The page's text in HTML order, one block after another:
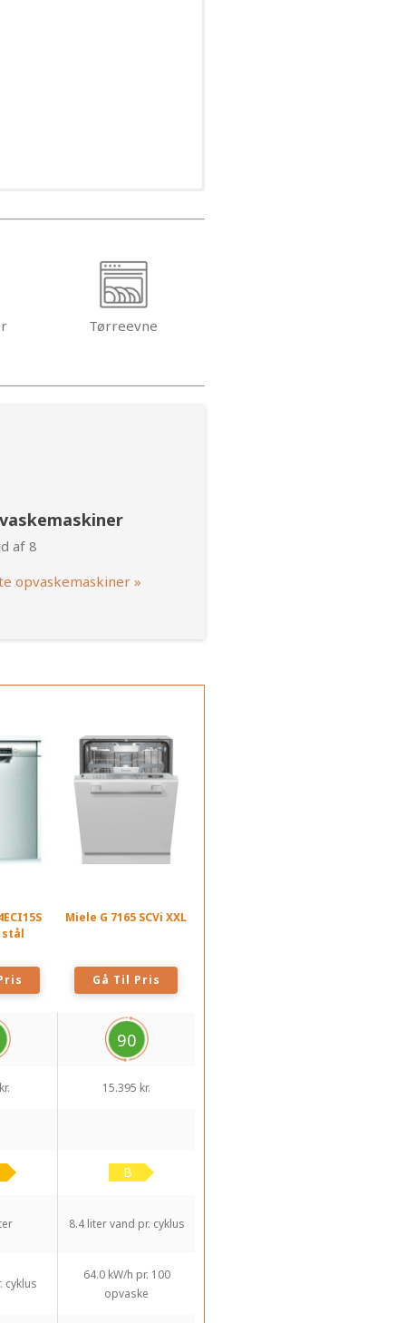
Tørreevne
af 8
opvaskemaskiner »
Miele G 7165 SCVi XXL
Gå Til Pris
90
15.395 kr.
8.4 liter vand pr. cyklus
cyklus
64.0 kW/h pr. 100
opvaske